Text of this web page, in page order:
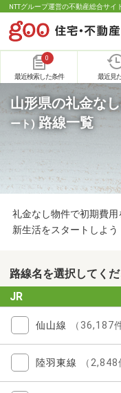
NTTグループ運営の不動産総合サイ
0
最近検索した条件 最近見
山形県の礼金な
ート) 路線一覧
礼金なし物件で初期費用
新生活をスタートしよう
路線名を選択してく
JR
仙山線 （36,187
陸羽東線 （2,848